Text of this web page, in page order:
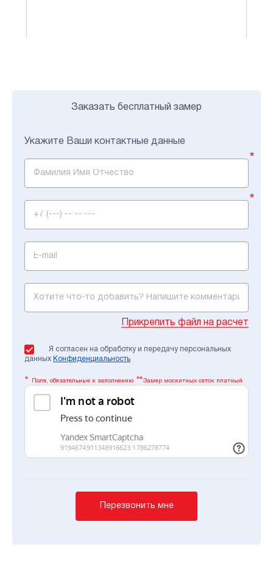
Заказать бесплатный замер
Укажите Ваши контактные данные
*
*
Я согласен на обработку и передачу персональных
данных Конфиденциальность
Прикрепить файл на расчет
Поля, обязательные к заполнению Замер москитных сеток платный
Перезвонить мне